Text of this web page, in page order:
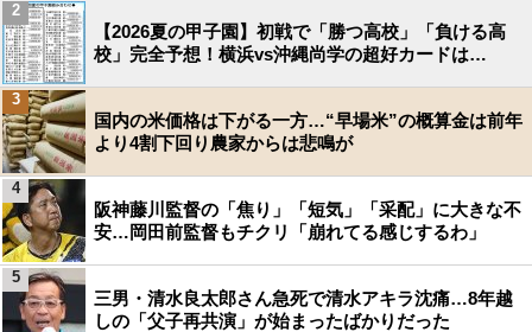
【2026夏の甲子園】初戦で「勝つ高校」「負ける高
校」完全予想！横浜vs沖縄尚学の超好カードは…
2
国内の米価格は下がる一方…“早場米”の概算金は前年
より4割下回り農家からは悲鳴が
3
阪神藤川監督の「焦り」「短気」「采配」に大きな不
安…岡田前監督もチクリ「崩れてる感じするわ」
4
三男・清水良太郎さん急死で清水アキラ沈痛…8年越
しの「父子再共演」が始まったばかりだった
5